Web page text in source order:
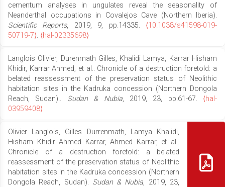
cementum analyses in ungulates reveal the seasonality of
Neanderthal occupations in Covalejos Cave (Northern Iberia).
Scientific Reports, 2019, 9, pp.14335. ⟨10.1038/s41598-019-
50719-7⟩. ⟨hal-02335698⟩
Langlois Olivier, Durenmath Gilles, Khalidi Lamya, Karrar Hisham
Khidir, Karrar Ahmed, et al.. Chronicle of a destruction foretold: a
belated reassessment of the preservation status of Neolithic
habitation sites in the Kadruka concession (Northern Dongola
Reach, Sudan).. Sudan & Nubia, 2019, 23, pp.61-67. ⟨hal-
03959408⟩
Olivier Langlois, Gilles Durrenmath, Lamya Khalidi,
Hisham Khidir Ahmed Karrar, Ahmed Karrar, et al..
Chronicle of a destruction foretold: a belated
reassessment of the preservation status of Neolithic
habitation sites in the Kadruka concession (Northern
Dongola Reach, Sudan). Sudan & Nubia, 2019, 23,